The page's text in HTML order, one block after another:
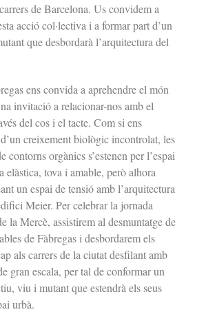
de Barcelona. Us convidem a
acció col·lectiva i a formar part d’un
que desbordarà l’arquitectura del
ens convida a aprehendre el món
invitació a relacionar-nos amb el
del cos i el tacte. Com si ens
creixement biològic incontrolat, les
contorns orgànics s’estenen per l’espai
elàstica, tova i amable, però alhora
un espai de tensió amb l’arquitectura
Meier. Per celebrar la jornada
la Mercè, assistirem al desmuntatge de
de Fàbregas i desbordarem els
als carrers de la ciutat desfilant amb
gran escala, per tal de conformar un
viu i mutant que estendrà els seus
urbà.